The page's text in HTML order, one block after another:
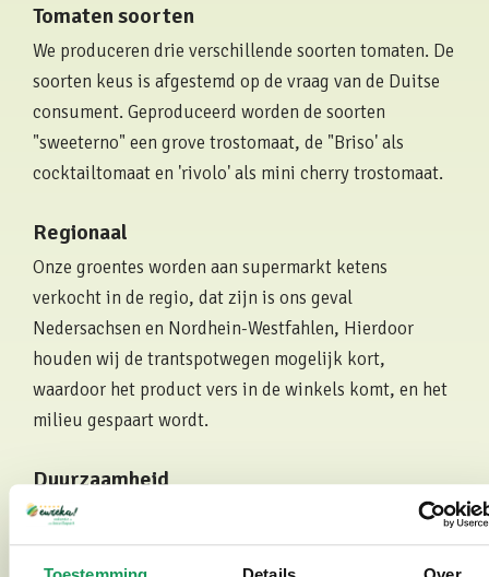
Tomaten soorten
We produceren drie verschillende soorten tomaten. De
soorten keus is afgestemd op de vraag van de Duitse
consument. Geproduceerd worden de soorten
"sweeterno" een grove trostomaat, de "Briso' als
cocktailtomaat en 'rivolo' als mini cherry trostomaat.
Regionaal
Onze groentes worden aan supermarkt ketens
verkocht in de regio, dat zijn is ons geval
Nedersachsen en Nordhein-Westfahlen, Hierdoor
houden wij de trantspotwegen mogelijk kort,
waardoor het product vers in de winkels komt, en het
milieu gespaart wordt.
Duurzaamheid
Ook bij Emsland Gemuse is duurzaamheid belangrijk.
Zo monitoren wij continu de teelt op schadelijke